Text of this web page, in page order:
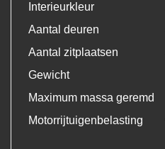
Interieurkleur
Aantal deuren
Aantal zitplaatsen
Gewicht
Maximum massa geremd
Motorrijtuigenbelasting